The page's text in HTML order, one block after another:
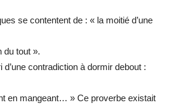
se contentent de : « la moitié d’une
du tout ».
d’une contradiction à dormir debout :
en mangeant… » Ce proverbe existait